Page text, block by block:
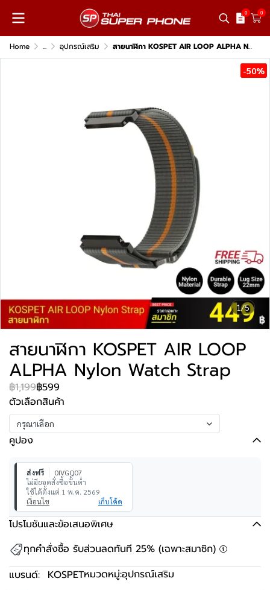
0 0
Home ... อุปกรณ์เสริม สายนาฬิกา KOSPET AIR LOOP ALPHA Nylon Watch Strap
1/5
-50%
สายนาฬิกา KOSPET AIR LOOP
ALPHA Nylon Watch Strap
฿1,199฿599
ตัวเลือกสินค้า
กรุณาเลือก
คูปอง
ส่งฟรี
0IVGQ07
ไม่มียอดสั่งซื้อขั้นต่ำ
ใช้ได้ตั้งแต่ 1 พ.ค. 2569
เงื่อนไข
เก็บโค้ด
โปรโมชันและข้อเสนอพิเศษ
ทุกคำสั่งซื้อ รับส่วนลดทันที 25% (เฉพาะสมาชิก)
แบรนด์: KOSPETหมวดหมู่:อุปกรณ์เสริม